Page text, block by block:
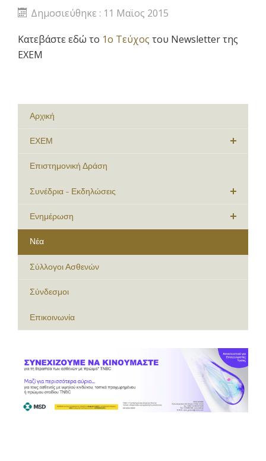
Δημοσιεύθηκε : 11 Μαϊος 2015
Κατεβάστε εδώ το 1ο Τεύχος του Newsletter της
ΕΧΕΜ
Αρχική
ΕΧΕΜ
Επιστημονική Δράση
Συνέδρια - Εκδηλώσεις
Ενημέρωση
Νέα
Σύλλογοι Ασθενών
Σύνδεσμοι
Επικοινωνία